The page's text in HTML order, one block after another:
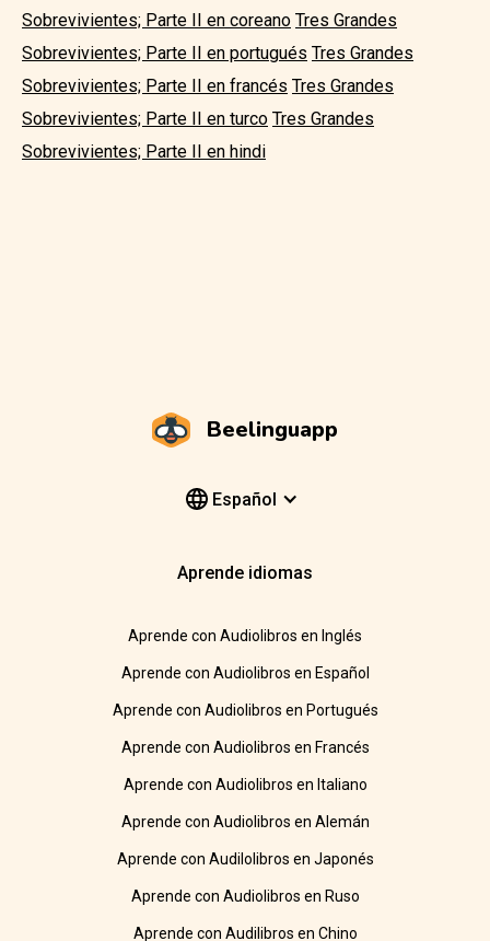
Sobrevivientes; Parte II en coreano Tres Grandes
Sobrevivientes; Parte II en portugués Tres Grandes
Sobrevivientes; Parte II en francés Tres Grandes
Sobrevivientes; Parte II en turco Tres Grandes
Sobrevivientes; Parte II en hindi
Beelinguapp
Español
Aprende idiomas
Aprende con Audiolibros en Inglés
Aprende con Audiolibros en Español
Aprende con Audiolibros en Portugués
Aprende con Audiolibros en Francés
Aprende con Audiolibros en Italiano
Aprende con Audiolibros en Alemán
Aprende con Audilolibros en Japonés
Aprende con Audiolibros en Ruso
Aprende con Audilibros en Chino